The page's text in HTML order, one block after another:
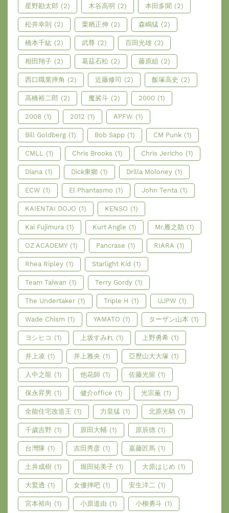
星野勘太郎 (2) 木谷高明 (2) 本田多聞 (2)
松井幸則 (2) 栗栖正伸 (2) 森嶋猛 (2)
橋本千紘 (2) 武尊 (2) 百田光雄 (2)
相田翔子 (2) 葛茲石松 (2) 藤原組 (2)
西口職業摔角 (2) 近藤修司 (2) 飯塚高史 (2)
高橋裕二郎 (2) 魔裟斗 (2) 2000 (1)
2008 (1) 2012 (1) APFW (1)
Bill Goldberg (1) Bob Sapp (1) CM Punk (1)
CMLL (1) Chris Brooks (1) Chris Jericho (1)
Diana (1) Dick東鄉 (1) Drilla Moloney (1)
ECW (1) El Phantasmo (1) John Tenta (1)
KAIENTAI DOJO (1) KENSO (1)
Kai Fujimura (1) Kurt Angle (1) Mr.雁之助 (1)
OZ ACADEMY (1) Pancrase (1) RIARA (1)
Rhea Ripley (1) Starlight Kid (1)
Team Taiwan (1) Terry Gordy (1)
The Undertaker (1) Triple H (1) UJPW (1)
Wade Chism (1) YAMATO (1) ターザン山本 (1)
ヨシヒコ (1) 上坂すみれ (1) 上野勇希 (1)
井上凌 (1) 井上雅央 (1) 亞歷山大大塚 (1)
人中之龍 (1) 他花師 (1) 佐藤光留 (1)
保永昇男 (1) 健介office (1) 光宗薫 (1)
全能住宅改造王 (1) 力皇猛 (1) 北原光騎 (1)
千歲吉野 (1) 原田大輔 (1) 原辰德 (1)
台灣隊 (1) 吉田秀彦 (1) 嘉藤匠馬 (1)
土井成樹 (1) 堀田祐美子 (1) 大原はじめ (1)
大鷲透 (1) 女優摔吧 (1) 安生洋二 (1)
宮本裕向 (1) 小原道由 (1) 小柳勇斗 (1)